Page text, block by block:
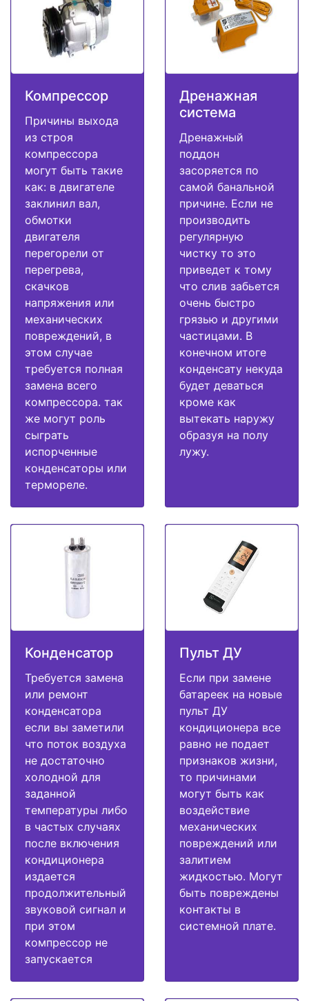
Компрессор
Причины выхода
из строя
компрессора
могут быть такие
как: в двигателе
заклинил вал,
обмотки
двигателя
перегорели от
перегрева,
скачков
напряжения или
механических
повреждений, в
этом случае
требуется полная
замена всего
компрессора. так
же могут роль
сыграть
испорченные
конденсаторы или
термореле.
Дренажная
система
Дренажный
поддон
засоряется по
самой банальной
причине. Если не
производить
регулярную
чистку то это
приведет к тому
что слив забьется
очень быстро
грязью и другими
частицами. В
конечном итоге
конденсату некуда
будет деваться
кроме как
вытекать наружу
образуя на полу
лужу.
Конденсатор
Требуется замена
или ремонт
конденсатора
если вы заметили
что поток воздуха
не достаточно
холодной для
заданной
температуры либо
в частых случаях
после включения
кондиционера
издается
продолжительный
звуковой сигнал и
при этом
компрессор не
запускается
Пульт ДУ
Если при замене
батареек на новые
пульт ДУ
кондиционера все
равно не подает
признаков жизни,
то причинами
могут быть как
воздействие
механических
повреждений или
залитием
жидкостью. Могут
быть повреждены
контакты в
системной плате.